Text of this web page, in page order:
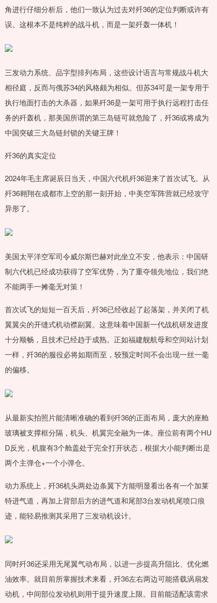
角进行仔细分析后，他们一致认为过去对歼36的定位判断或许有
误。这根本不是纯粹的战斗机，而是一架歼轰一体机！
三发动力系统、品字型排列布局，这些设计语言与常规战斗机大
相径庭，反而与俄苏34的风格颇为相似。但苏34可是一架专用于
执行地面打击的大杀器，如果歼36是一架可用于执行远程打击任
务的歼轰机，那美国所谓的第三岛链可就危险了，歼36或将成为
中国突破三大岛链封锁的关键王牌！
歼36的真实定位
2024年毛主席诞辰日当天，中国六代机歼36迎来了首次试飞。从
歼36翱翔在成都市上空的那一刻开始，中美空军阵营就已经攻守
异形了。
美国太平洋空军司令威尔斯巴赫对此坐立不安，他表示：中国研
制六代机已经成功获得了空军优势，为了重夺领先地位，我们绝
不能两手一摊毫无对策！
首次试飞的短短一百天后，歼36已经收起了起落架，并关闭了机
翼翼尖的开缝式机动襟副翼。这意味着中国新一代战机研发进度
十分顺畅，且技术已经趋于成熟。正如福建舰航母和空间站计划
一样，歼36的服役必将如期而至，较预定时间不会出现一丝一毫
的偏移。
从最新实拍照片能清晰准确的看到歼36的正面布局，庞大的座舱
玻璃被支撑框分隔，机头、机翼完全融为一体。座位前有两个HU
D反光，机腹有3个舱盖处于完全打开状态，根据大小能判断出是
两个主弹仓+一个小弹仓。
动力系统上，歼36机头两处边条翼下方能明显看出各有一个加莱
特进气道，再加上背部后方的进气道和尾部3台发动机尾喷口痕
迹，能轻易推测其采用了三发动机设计。
同时歼36还采用无尾翼气动布局，以进一步提高升阻比、优化燃
油效率。就目前所掌握技术来看，歼36左右两边可能搭载涡扇发
动机，中间部位发动机则用于提升速度上限。目前能适配该需求